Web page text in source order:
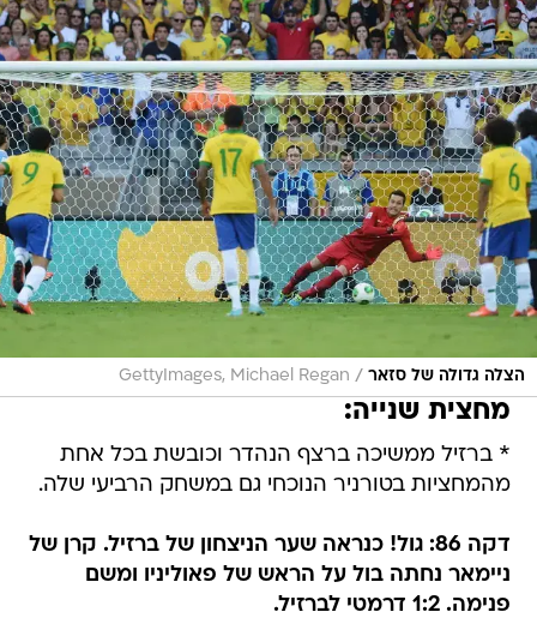
הצלה גדולה של סזאר /
GettyImages, Michael Regan
מחצית שנייה:
* ברזיל ממשיכה ברצף הנהדר וכובשת בכל אחת
מהמחציות בטורניר הנוכחי גם במשחק הרביעי שלה.
דקה 86: גול! כנראה שער הניצחון של ברזיל. קרן של
ניימאר נחתה בול על הראש של פאוליניו ומשם
פנימה. 1:2 דרמטי לברזיל.